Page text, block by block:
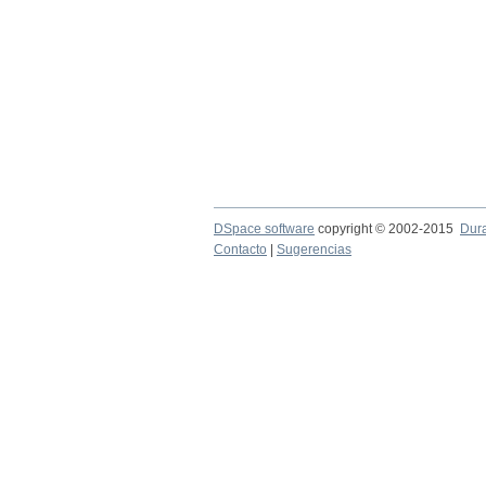
DSpace software copyright © 2002-2015
Contacto
Sugerencias